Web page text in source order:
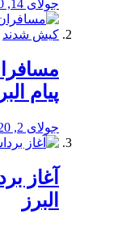
جولای 14, 2020
پیام
جولای 2, 2020
آغاز
البرز